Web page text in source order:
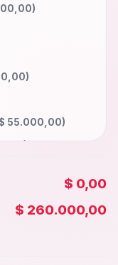
)
)
$ 55.000,00)
)
id
$ 0,00
$ 260.000,00